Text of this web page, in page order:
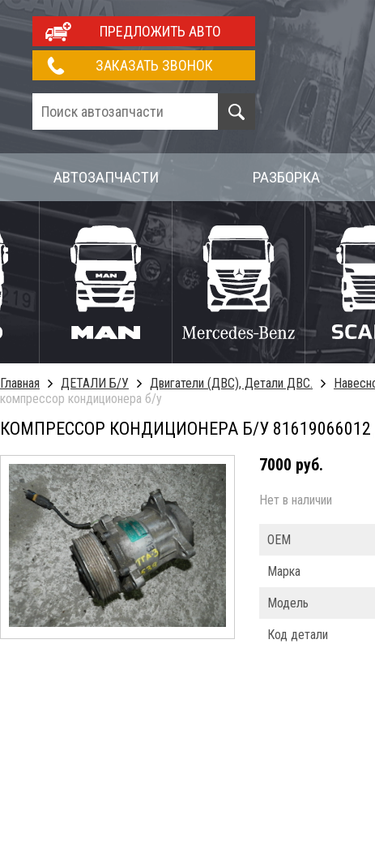
ПРЕДЛОЖИТЬ АВТО
ЗАКАЗАТЬ ЗВОНОК
АВТОЗАПЧАСТИ РАЗБОРКА
Главная ДЕТАЛИ Б/У Двигатели (ДВС), Детали ДВС.
компрессор кондиционера б/у
КОМПРЕССОР КОНДИЦИОНЕРА Б/У
7000 руб.
Нет в наличии
ОЕМ
Марка
Модель
Код детали